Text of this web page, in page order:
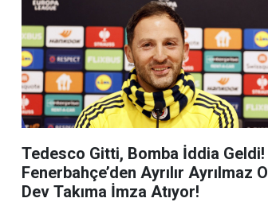
Tedesco Gitti, Bomba İddia Geldi!
Fenerbahçe’den Ayrılır Ayrılmaz O
Dev Takıma İmza Atıyor!